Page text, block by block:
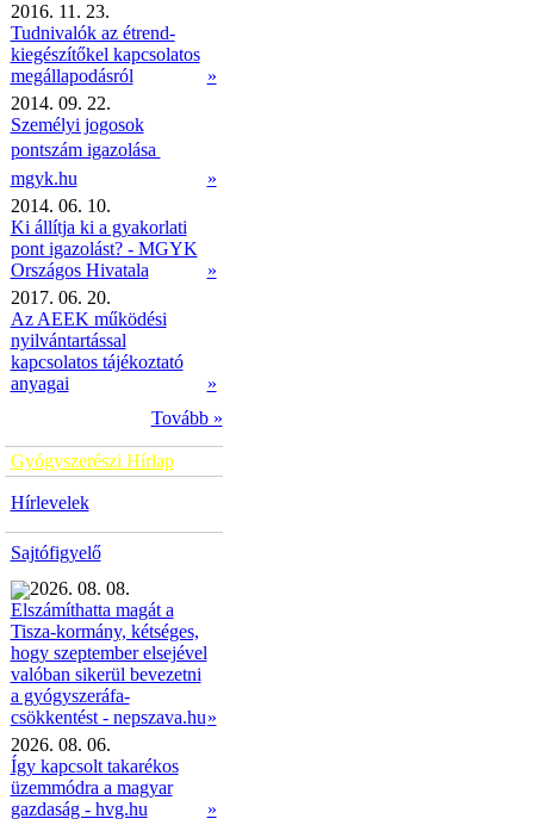
2016. 11. 23.
Tudnivalók az étrend-
kiegészítőkel kapcsolatos
megállapodásról
»
2014. 09. 22.
Személyi jogosok
pontszám igazolása 
mgyk.hu
»
2014. 06. 10.
Ki állítja ki a gyakorlati
pont igazolást? - MGYK
Országos Hivatala
»
2017. 06. 20.
Az AEEK működési
nyilvántartással
kapcsolatos tájékoztató
anyagai
»
Tovább »
Gyógyszerészi Hírlap
Hírlevelek
Sajtófigyelő
2026. 08. 08.
Elszámíthatta magát a
Tisza-kormány, kétséges,
hogy szeptember elsejével
valóban sikerül bevezetni
a gyógyszeráfa-
csökkentést - nepszava.hu»
2026. 08. 06.
Így kapcsolt takarékos
üzemmódra a magyar
gazdaság - hvg.hu
»